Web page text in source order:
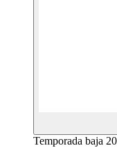
Temporada baja